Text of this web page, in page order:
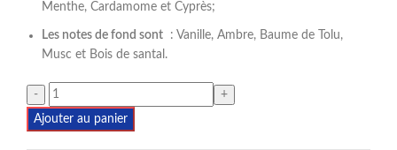
Menthe, Cardamome et Cyprès;
Les notes de fond sont : Vanille, Ambre, Baume de Tolu,
Musc et Bois de santal.
Ajouter au panier